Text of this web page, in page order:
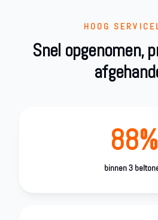
HOOG
Snel opgenomen,
88%
binnen 3